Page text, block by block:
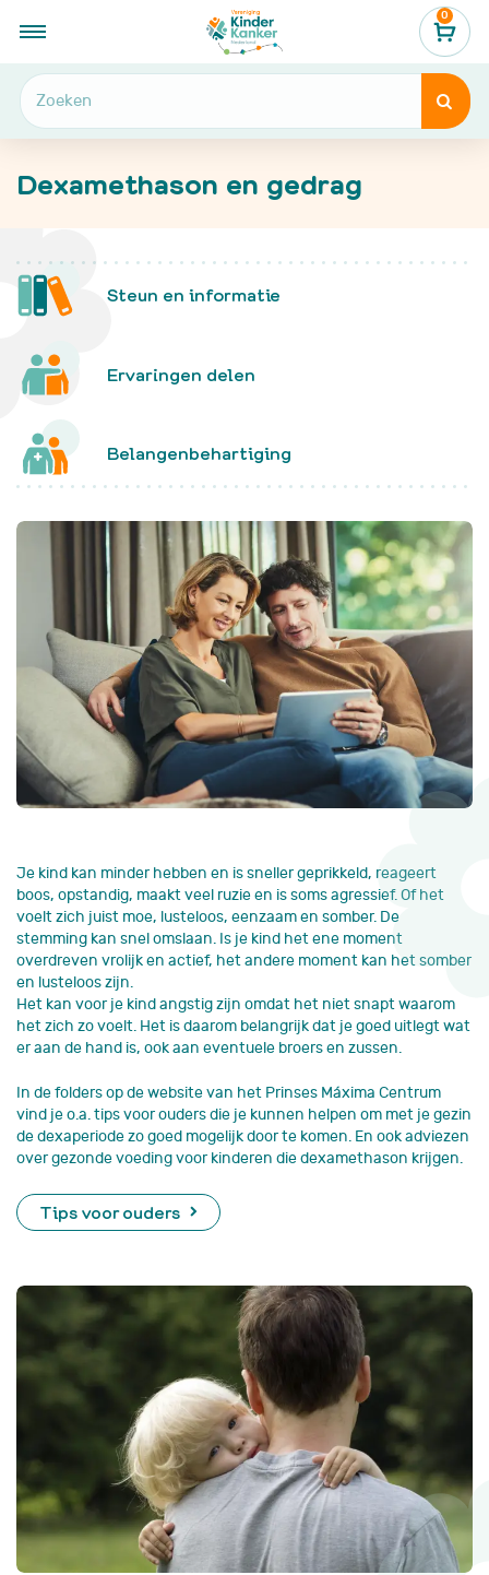
0

Dexamethason en gedrag
Steun en informatie
Ervaringen delen
Belangenbehartiging
Je kind kan minder hebben en is sneller geprikkeld, reageert
boos, opstandig, maakt veel ruzie en is soms agressief. Of het
voelt zich juist moe, lusteloos, eenzaam en somber. De
stemming kan snel omslaan. Is je kind het ene moment
overdreven vrolijk en actief, het andere moment kan het somber
en lusteloos zijn.
Het kan voor je kind angstig zijn omdat het niet snapt waarom
het zich zo voelt. Het is daarom belangrijk dat je goed uitlegt wat
er aan de hand is, ook aan eventuele broers en zussen.
In de folders op de website van het Prinses Máxima Centrum
vind je o.a. tips voor ouders die je kunnen helpen om met je gezin
de dexaperiode zo goed mogelijk door te komen. En ook adviezen
over gezonde voeding voor kinderen die dexamethason krijgen.
Tips voor ouders